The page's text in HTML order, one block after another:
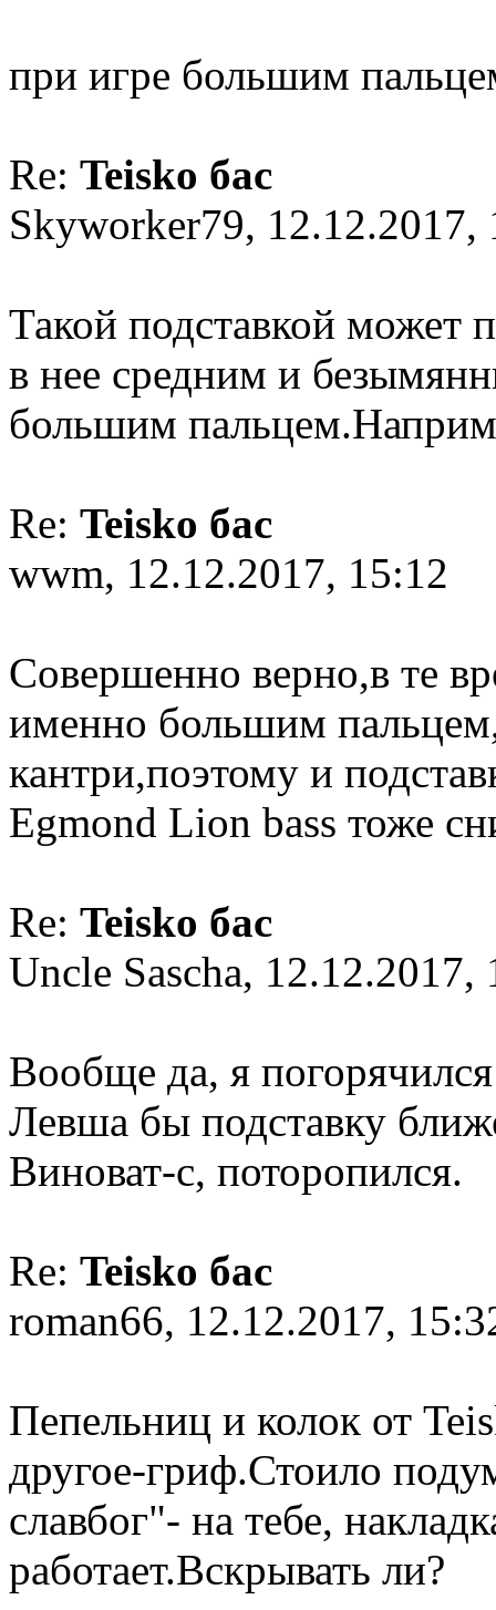
при игре большим
Re: Teisko бас
Skyworker79, 12.12.2017,
Такой подставкой может
в нее средним и
большим
Re: Teisko бас
wwm, 12.12.2017, 15:12
Совершенно верно,в те
именно большим
кантри,поэтому и
Egmond Lion bass тоже
Re: Teisko бас
Uncle Sascha, 12.12.2017,
Вообще да, я
Левша бы подставку
Виноват-с, поторопился.
Re: Teisko бас
roman66, 12.12.2017,
Пепельниц и колок от
другое-гриф.Стоило
славбог"- на тебе,
работает.Вскрывать ли?